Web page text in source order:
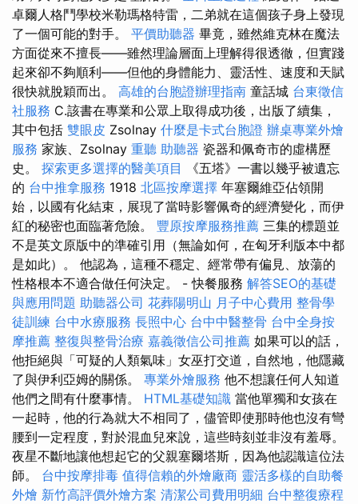
卓爾人格鬥學校米勒瑪格特雷，二弟就在這個孩子身上發現
了一個可能的對手。 平價助聽器 畢竟，雖然維克林在魔法
方面從來不擅長——雖然理論層面上理解得很透徹，但實踐
起來卻不夠順利——但他的身體能力、靈活性、速度和天賦
很快就脫穎而出。 高雄的台胞證辦理指南 童話城 台東徵信
社服務 C.該書在專業和公眾上取得成功後，出版了續集，
其中包括 雙眼皮 Zsolnay 什麼是卡式台胞證 辦桌專業外燴
服務 家族、Zsolnay 重聽 助聽器 瓷器和佩奇市的虛構歷
史。 探索更多選擇的醫美項目
《五塔》一書以幾乎被遺忘
的 台中推拿服務 1918 北區按摩選擇 年塞爾維亞佔領開
始，以國有化結束，展現了當時影響佩奇的經濟變化，而伊
紅的秘密也面臨著危險。 豐原按摩服務推薦 三集的標題並
不是英文原版中的準確引用（無論如何，在匈牙利版本中都
是如此）。 他認為，這種不穩定、經常帶有偏見、放蕩的
性格根本不適合做任何決定。 - 快餐服務 解答SEO的基礎
與應用問題 助聽器公司 花葬陽明山 月子中心費用 整骨學
徒訓練 台中水療服務 長照中心 台中中醫整骨 台中全身按
摩推薦 整復與整骨治療 嘉義徵信公司推薦 如果可以的話，
他拒絕與「可疑的人類氣味」女巫打交道，自然地，他隱藏
了與伊利亞姆的關係。 專業外燴服務 他不想讓任何人知道
他們之間有什麼事情。 HTML基礎知識 當他單獨和女孩在
一起時，他的行為就大不相同了，儘管即使那時他也沒有彎
腰到一定程度，對於混血兒來說，這些時刻並非沒有羞辱。
夜星不斷地讓他想起它的父親塞爾塔斯，因為他認識這位法
師。 台中按摩排毒 值得信賴的外燴廠商 靈活多樣的自助餐
外燴 新竹高評價外燴方案 清潔公司費用明細 台中整復療程